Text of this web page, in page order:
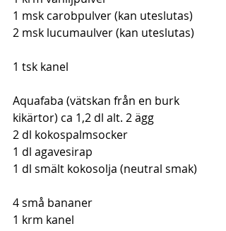
1 msk carobpulver (kan uteslutas)
2 msk lucumaulver (kan uteslutas)
1 tsk kanel
Aquafaba (vätskan från en burk
kikärtor) ca 1,2 dl alt. 2 ägg
2 dl kokospalmsocker
1 dl agavesirap
1 dl smält kokosolja (neutral smak)
4 små bananer
1 krm kanel